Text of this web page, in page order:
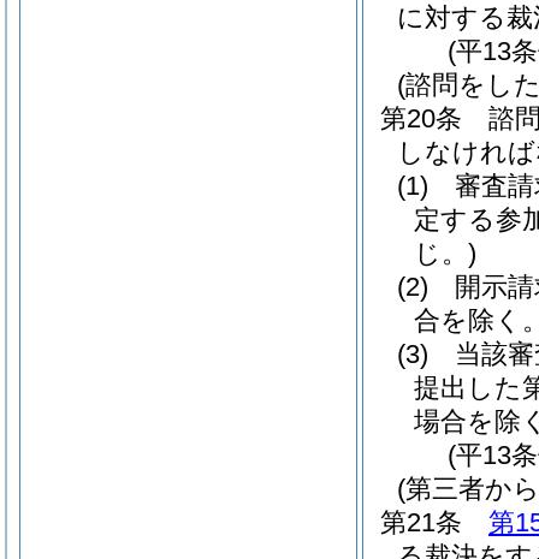
に対する
(平13
(諮問をし
第20条
諮
しなけれ
(1)
審査
定する参
じ。)
(2)
開示
合を除く
(3)
当該
提出した
場合を除
(平13
(第三者か
第21条
第